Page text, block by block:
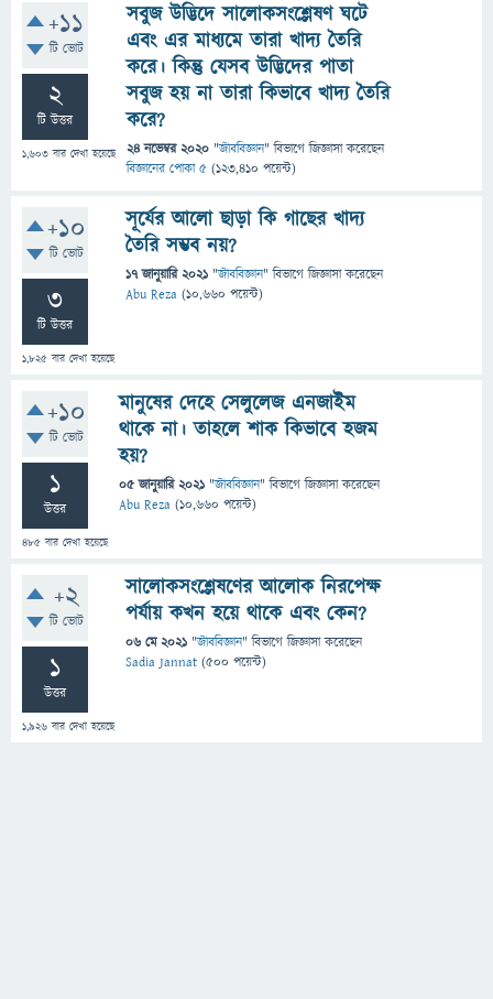
+11
টি ভোট
2
টি উত্তর
1,603 বার দেখা হয়েছে
সবুজ উদ্ভিদে সালোকসংশ্লেষণ ঘটে
এবং এর মাধ্যমে তারা খাদ্য তৈরি
করে। কিন্তু যেসব উদ্ভিদের পাতা
সবুজ হয় না তারা কিভাবে খাদ্য তৈরি
করে?
24 নভেম্বর 2020 "জীববিজ্ঞান" বিভাগে জিজ্ঞাসাকরেছেন
বিজ্ঞানের পোকা ৫ (123,410 পয়েন্ট)
+10
টি ভোট
3
টি উত্তর
1,825 বার দেখা হয়েছে
সূর্যের আলো ছাড়া কি গাছের খাদ্য
তৈরি সম্ভব নয়?
17 জানুয়ারি 2021 "জীববিজ্ঞান" বিভাগে জিজ্ঞাসাকরেছেন
Abu Reza (10,660 পয়েন্ট)
+10
টি ভোট
1
উত্তর
485 বার দেখা হয়েছে
মানুষের দেহে সেলুলেজ এনজাইম
থাকে না। তাহলে শাক কিভাবে হজম
হয়?
05 জানুয়ারি 2021 "জীববিজ্ঞান" বিভাগে জিজ্ঞাসাকরেছেন
Abu Reza (10,660 পয়েন্ট)
+2
টি ভোট
1
উত্তর
1,926 বার দেখা হয়েছে
সালোকসংশ্লেষণের আলোক নিরপেক্ষ
পর্যায় কখন হয়ে থাকে এবং কেন?
06 মে 2021 "জীববিজ্ঞান" বিভাগে জিজ্ঞাসাকরেছেন
Sadia Jannat (500 পয়েন্ট)